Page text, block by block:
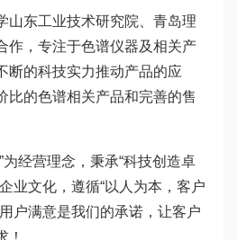
山东工业技术研究院、青岛理
作，专注于色谱仪器及相关产
断的科技实力推动产品的应
比的色谱相关产品和完善的售
为经营理念，秉承“科技创造卓
业文化，遵循“以人为本，客户
户满意是我们的承诺，让客户
！